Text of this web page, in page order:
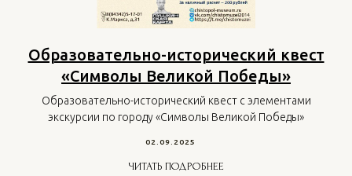
Образовательно-исторический квест
«Символы Великой Победы»
Образовательно-исторический квест с элементами
экскурсии по городу «Символы Великой Победы»
02.09.2025
ЧИТАТЬ ПОДРОБНЕЕ